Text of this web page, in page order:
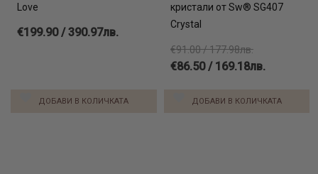
Love
€199.90 / 390.97лв.
ДОБАВИ В КОЛИЧКАТА
кристали от Sw® SG407
Crystal
€91.00 / 177.98лв.
€86.50 / 169.18лв.
ДОБАВИ В КОЛИЧКАТА